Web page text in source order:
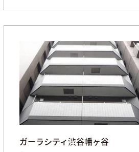
ガーラシティ渋谷幡ヶ谷